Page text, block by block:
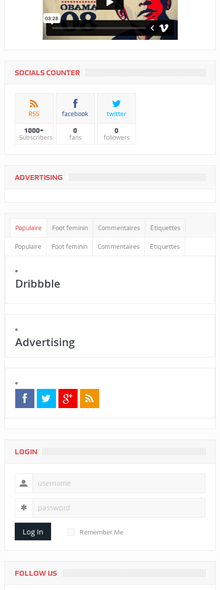
SOCIALS COUNTER
RSS
1000+
Subscribers
facebook
0
fans
twitter
0
followers
ADVERTISING
Populaire Foot feminin Commentaires Étiquettes
Populaire Foot feminin Commentaires Étiquettes
Dribbble
Advertising
LOGIN
Log In Remember Me
FOLLOW US